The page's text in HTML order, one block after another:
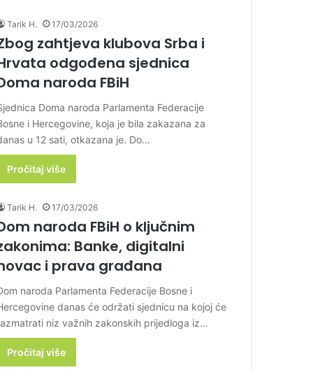
Tarik H. 17/03/2026
zahtjeva klubova Srba i
odgođena sjednica
naroda FBiH
Doma naroda Parlamenta Federacije
i Hercegovine, koja je bila zakazana za
u 12 sati, otkazana je. Do…
Pročitaj više
Tarik H. 17/03/2026
naroda FBiH o ključnim
Banke, digitalni
i prava građana
naroda Parlamenta Federacije Bosne i
danas će održati sjednicu na kojoj će
niz važnih zakonskih prijedloga iz…
Pročitaj više